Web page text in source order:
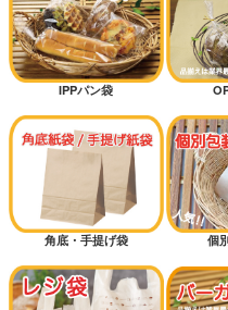
IPPパン袋
角底・手提げ袋 個